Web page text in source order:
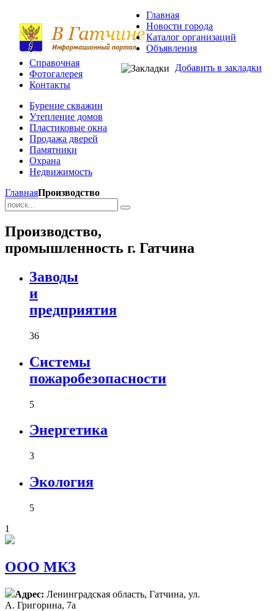
Добавить в закладки
Главная
Новости города
Каталог организаций
Объявления
Справочная
Фотогалерея
Контакты
Бурение скважин
Утепление домов
Пластиковые окна
Продажа дверей
Памятники
Охрана
Недвижимость
ГлавнаяПроизводство
Производство,
промышленность г. Гатчина
Заводы
и
предприятия
36
Системы
пожаробезопасности
5
Энергетика
3
Экология
5
1
ООО МКЗ
Адрес: Ленинградская область, Гатчина, ул.
А. Григорина, 7а